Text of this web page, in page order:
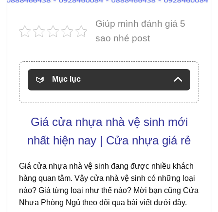
Giúp mình đánh giá 5
sao nhé post
Mục lục
Giá cửa nhựa nhà vệ sinh mới
nhất hiện nay | Cửa nhựa giá rẻ
Giá cửa nhựa nhà vệ sinh đang được nhiều khách
hàng quan tâm. Vậy cửa nhà vệ sinh có những loại
nào? Giá từng loại như thế nào? Mời bạn cũng Cửa
Nhựa Phòng Ngủ theo dõi qua bài viết dưới đây.